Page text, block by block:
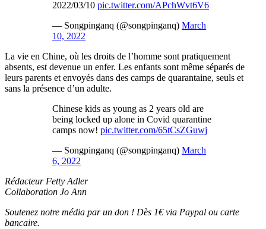
2022/03/10 pic.twitter.com/APchWvt6V6
— Songpinganq (@songpinganq) March
10, 2022
La vie en Chine, où les droits de l’homme sont pratiquement
absents, est devenue un enfer. Les enfants sont même séparés de
leurs parents et envoyés dans des camps de quarantaine, seuls et
sans la présence d’un adulte.
Chinese kids as young as 2 years old are
being locked up alone in Covid quarantine
camps now! pic.twitter.com/65tCsZGuwj
— Songpinganq (@songpinganq) March
6, 2022
Rédacteur Fetty Adler
Collaboration Jo Ann
Soutenez notre média par un don ! Dès 1€ via Paypal ou carte
bancaire.